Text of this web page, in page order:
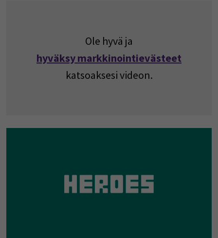
Ole hyvä ja
hyväksy markkinointievästeet
katsoaksesi videon.